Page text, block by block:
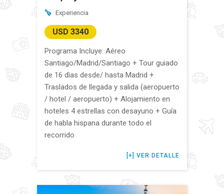
Experiencia
USD 3340
Programa Incluye: Aéreo
Santiago/Madrid/Santiago + Tour guiado
de 16 dìas desde/ hasta Madrid +
Traslados de llegada y salida (aeropuerto
/ hotel / aeropuerto) + Alojamiento en
hoteles 4 estrellas con desayuno + Guía
de habla hispana durante todo el
recorrido
VER DETALLE